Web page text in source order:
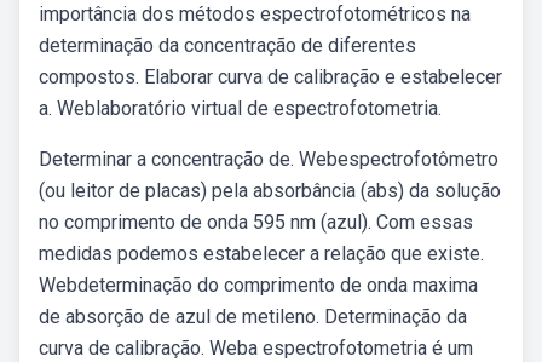
importância dos métodos espectrofotométricos na
determinação da concentração de diferentes
compostos. Elaborar curva de calibração e estabelecer
a. Weblaboratório virtual de espectrofotometria.
Determinar a concentração de. Webespectrofotômetro
(ou leitor de placas) pela absorbância (abs) da solução
no comprimento de onda 595 nm (azul). Com essas
medidas podemos estabelecer a relação que existe.
Webdeterminação do comprimento de onda maxima
de absorção de azul de metileno. Determinação da
curva de calibração. Weba espectrofotometria é um